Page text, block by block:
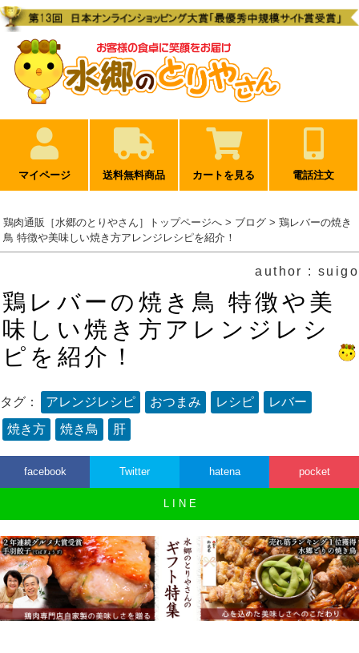
マイページ 送料無料商品 カートを見る 電話注文
鶏肉通販［水郷のとりやさん］トップページへ > ブログ > 鶏レバーの焼き
鳥 特徴や美味しい焼き方アレンジレシピを紹介！
author : suigo
鶏レバーの焼き鳥 特徴や美
味しい焼き方アレンジレシ
ピを紹介！
タグ： アレンジレシピ おつまみ レシピ
レバー
焼き方
焼き鳥 肝
facebook Twitter hatena pocket
L I N E